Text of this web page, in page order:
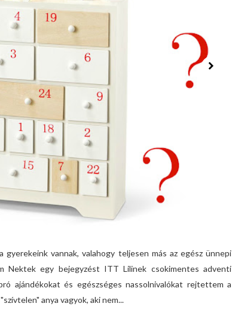
vannak, valahogy teljesen más az egész ünnepi
Nektek egy bejegyzést ITT Lilinek csokimentes adventi
ajándékokat és egészséges nassolnivalókat rejtettem a
anya vagyok, aki nem...